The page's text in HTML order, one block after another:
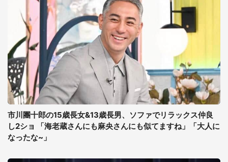
市川團十郎の15歳長女&13歳長男、ソファでリラックス仲良
し2ショ 「海老蔵さんにも麻央さんにも似てますね」「大人に
なったな~」